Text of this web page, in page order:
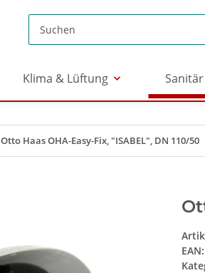
Klima & Lüftung Sanitär
Otto Haas OHA-Easy-Fix, "ISABEL", DN 110/50
EAN: